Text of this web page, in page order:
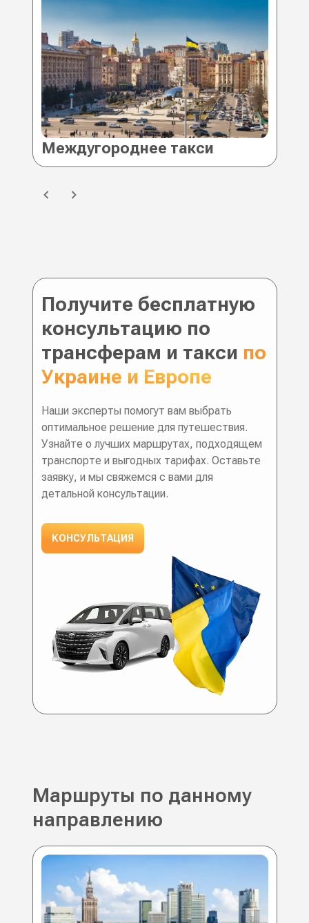
Междугороднее такси Киев
Получите бесплатную
консультацию по
трансферам и такси по
Украине и Европе
Наши эксперты помогут вам выбрать
оптимальное решение для путешествия.
Узнайте о лучших маршрутах, подходящем
транспорте и выгодных тарифах. Оставьте
заявку, и мы свяжемся с вами для
детальной консультации.
КОНСУЛЬТАЦИЯ
Маршруты по данному
направлению